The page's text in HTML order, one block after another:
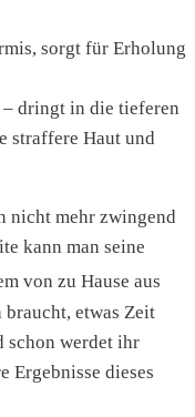
sorgt für Erholung
dringt in die tieferen
straffere Haut und
nicht mehr zwingend
kann man seine
von zu Hause aus
braucht, etwas Zeit
schon werdet ihr
Ergebnisse dieses